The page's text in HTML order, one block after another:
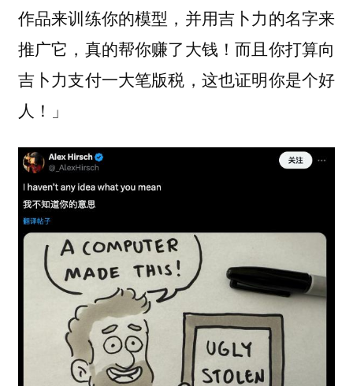
作品来训练你的模型，并用吉卜力的名字来
推广它，真的帮你赚了大钱！而且你打算向
吉卜力支付一大笔版税，这也证明你是个好
人！」